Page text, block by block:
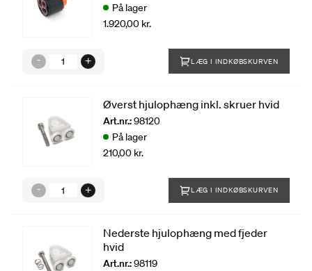
På lager
1.920,00 kr.
LÆG I INDKØBSKURVEN
Øverst hjulophæng inkl. skruer hvid
Art.nr.:98120
På lager
210,00 kr.
LÆG I INDKØBSKURVEN
Nederste hjulophæng med fjeder
hvid
Art.nr.:98119